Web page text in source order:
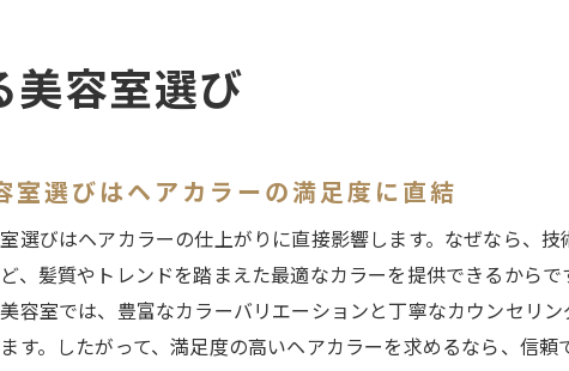
料金と施術時間を徹底解説
かる施術時間の目安と流れ
ーの施術時間短縮テクニック
金設定から見るコスパ重視術
ー後の追加料金に注意するコツ
美容室選び
室選びはヘアカラーの満足度に直結
選びはヘアカラーの仕上がりに直接影響します。なぜなら、技
、髪質やトレンドを踏まえた最適なカラーを提供できるからで
容室では、豊富なカラーバリエーションと丁寧なカウンセリ
す。したがって、満足度の高いヘアカラーを求めるなら、信頼